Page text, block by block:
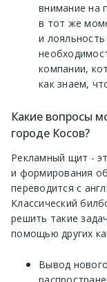
внимание на
в тот же
и
компании,
как знаем,
Какие вопросы
городе Косов?
Рекламный щит -
и формирования
переводится с
Классический
решить такие
помощью других
Вывод